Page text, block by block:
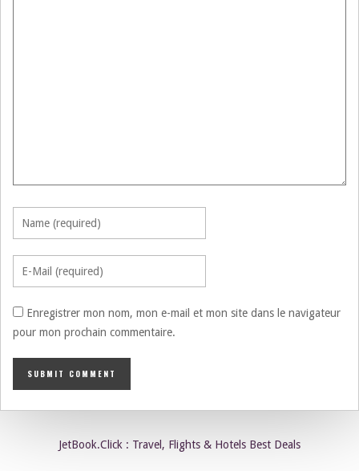
Enregistrer mon nom, mon e-mail et mon site dans le navigateur
pour mon prochain commentaire.
JetBook.Click : Travel, Flights & Hotels Best Deals